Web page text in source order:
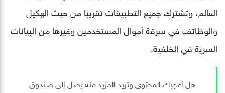
العالم، وتشترك جميع التطبيقات تقريبًا من حيث الهكيل
والوظائف في سرقة أموال المستخدمين وغيرها من البيانات
السرية في الخلفية.
هل أعجبك المحتوى وتريد المزيد منه يصل إلى صندوق